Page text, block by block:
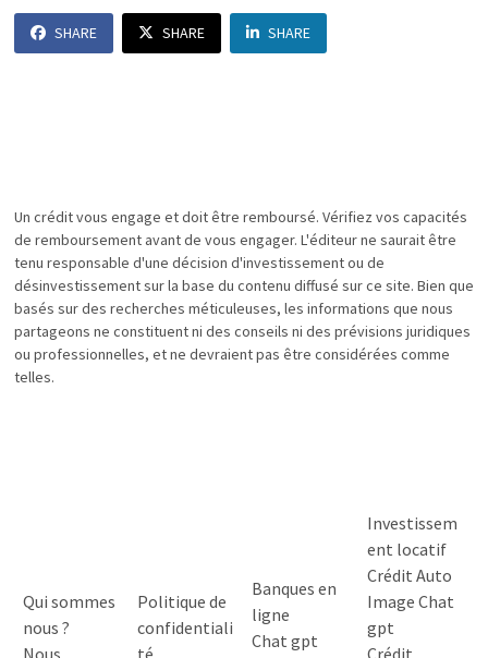
SHARE SHARE SHARE
Un crédit vous engage et doit être remboursé. Vérifiez vos capacités
de remboursement avant de vous engager. L'éditeur ne saurait être
tenu responsable d'une décision d'investissement ou de
désinvestissement sur la base du contenu diffusé sur ce site. Bien que
basés sur des recherches méticuleuses, les informations que nous
partageons ne constituent ni des conseils ni des prévisions juridiques
ou professionnelles, et ne devraient pas être considérées comme
telles.
Qui sommes
nous ?
Politique de
confidentiali
Banques en
ligne
Chat gpt
Investissem
ent locatif
Crédit Auto
Image Chat
gpt